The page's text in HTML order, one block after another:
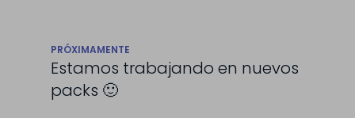
PRÓXIMAMENTE
Estamos trabajando en nuevos
packs 🙂